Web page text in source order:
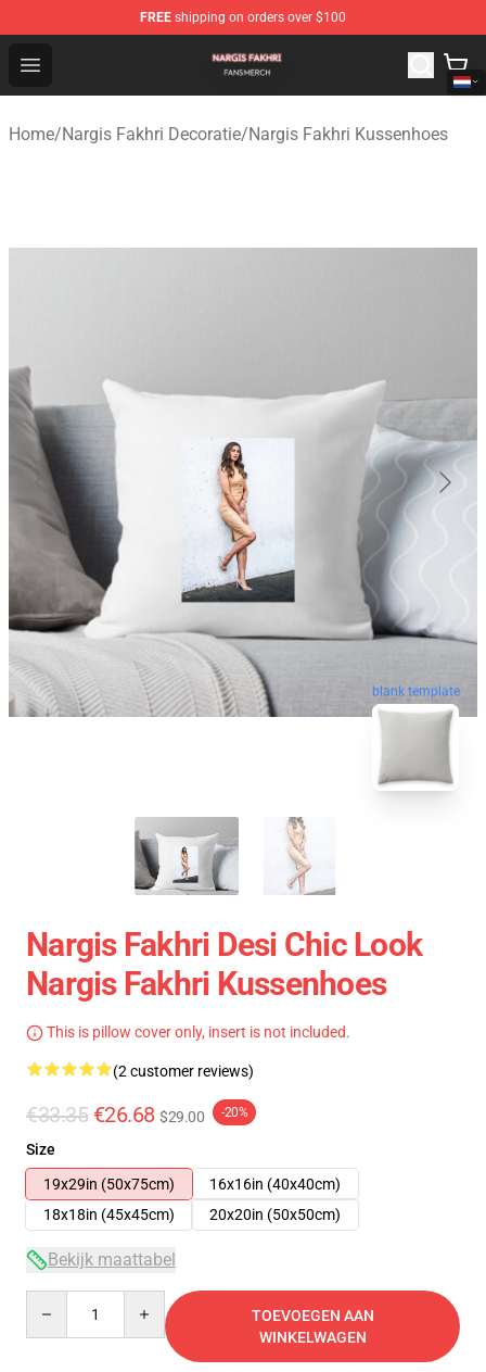
FREE shipping on orders over $100
Open menu
Nargis Fakhri Shop - Official Nargis Fakhri Merchandise
Home/Nargis Fakhri Decoratie/Nargis Fakhri Kussenhoes
blank template
Nargis Fakhri Desi Chic Look
Nargis Fakhri Kussenhoes
This is pillow cover only, insert is not included.
(2 customer reviews)
€33.35 €26.68 $29.00 -20%
Size
19x29in (50x75cm)
16x16in (40x40cm)
18x18in (45x45cm)
20x20in (50x50cm)
Bekijk maattabel
TOEVOEGEN AAN
WINKELWAGEN